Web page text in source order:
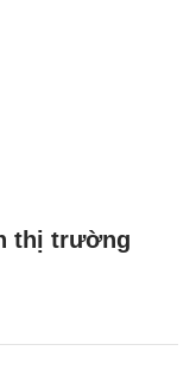
thị trường